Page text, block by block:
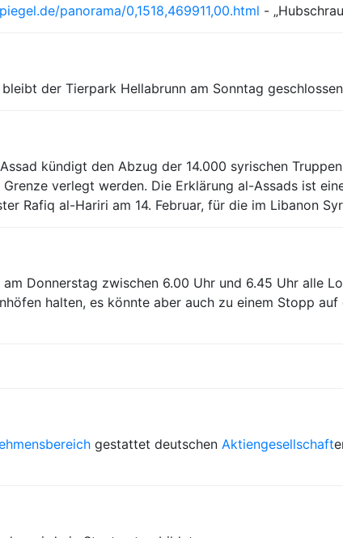
panorama/0,1518,469911,00.html -
der Tierpark Hellabrunn am Sonntag
kündigt den Abzug der 14.000 syrischen
verlegt werden. Die Erklärung al-Assads ist
Rafiq al-Hariri am 14. Februar, für die im Libanon
Donnerstag zwischen 6.00 Uhr und 6.45 Uhr alle
halten, es könnte aber auch zu einem Stopp
gestattet deutschen Aktiengesellschaft